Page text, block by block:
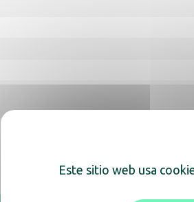
Este sitio web usa